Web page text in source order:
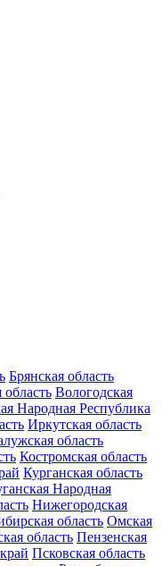
Брянская область
область Вологодская
Народная Республика
Иркутская область
область
Костромская область
Курганская область
Народная
Нижегородская
область Омская
область Пензенская
Псковская область